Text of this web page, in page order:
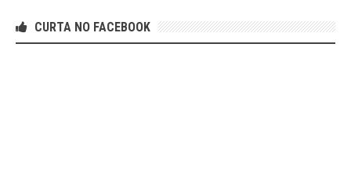
CURTA NO FACEBOOK